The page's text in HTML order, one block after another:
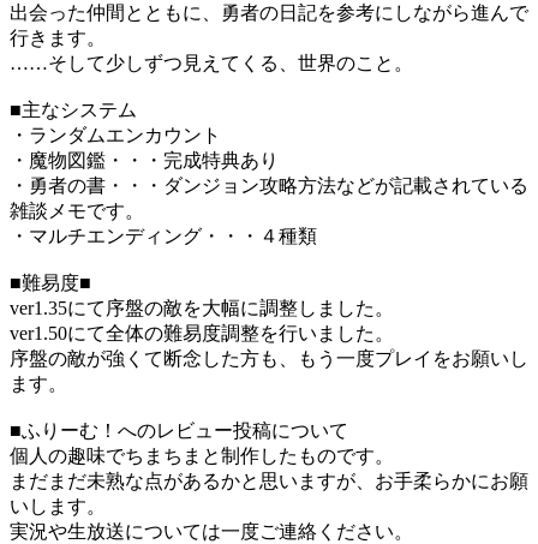
出会った仲間とともに、勇者の日記を参考にしながら進んで
行きます。
……そして少しずつ見えてくる、世界のこと。
■主なシステム
・ランダムエンカウント
・魔物図鑑・・・完成特典あり
・勇者の書・・・ダンジョン攻略方法などが記載されている
雑談メモです。
・マルチエンディング・・・４種類
■難易度■
ver1.35にて序盤の敵を大幅に調整しました。
ver1.50にて全体の難易度調整を行いました。
序盤の敵が強くて断念した方も、もう一度プレイをお願いし
ます。
■ふりーむ！へのレビュー投稿について
個人の趣味でちまちまと制作したものです。
まだまだ未熟な点があるかと思いますが、お手柔らかにお願
いします。
実況や生放送については一度ご連絡ください。